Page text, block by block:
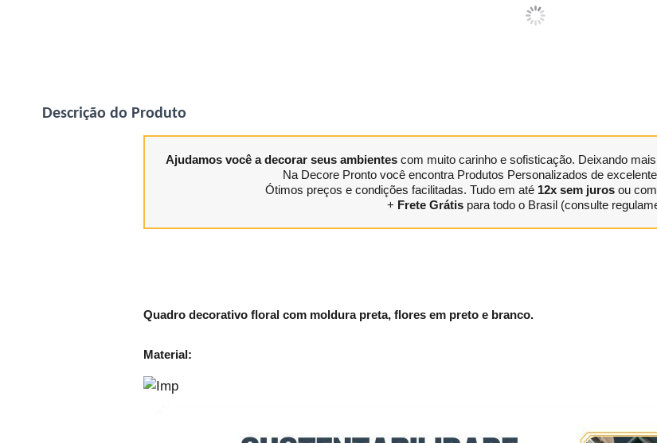
Descrição do Produto
Ajudamos você a decorar seus ambientescom muito carinho e sofisticação. Deixando
Na Decore Pronto você encontra Produtos Personalizados de
Ótimos preços e condições facilitadas. Tudo em até 12x sem jurosou com
+ Frete Grátis para todo o Brasil (consulte
Quadro decorativo floral com moldura preta, flores em preto e branco.
Material: